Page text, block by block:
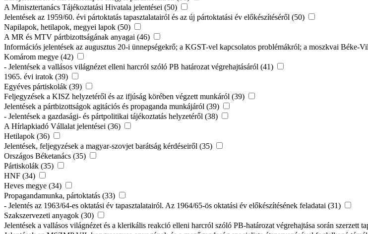
A Minisztertanács Tájékoztatási Hivatala jelentései (50)
Jelentések az 1959/60. évi pártoktatás tapasztalatairól és az új pártoktatási év előkészítéséről (50)
Napilapok, hetilapok, megyei lapok (50)
A MR és MTV pártbizottságának anyagai (46)
Információs jelentések az augusztus 20-i ünnepségekrő; a KGST-vel kapcsolatos problémákról; a moszkvai Béke-
Komárom megye (42)
- Jelentések a vallásos világnézet elleni harcról szóló PB határozat végrehajtásáról (41)
1965. évi iratok (39)
Egyéves pártiskolák (39)
Feljegyzések a KISZ helyzetéről és az ifjúság körében végzett munkáról (39)
Jelentések a pártbizottságok agitációs és propaganda munkájáról (39)
- Jelentések a gazdasági- és pártpolitikai tájékoztatás helyzetéről (38)
A Hírlapkiadó Vállalat jelentései (36)
Hetilapok (36)
Jelentések, feljegyzések a magyar-szovjet barátság kérdéseiről (35)
Országos Béketanács (35)
Pártiskolák (35)
HNF (34)
Heves megye (34)
Propagandamunka, pártoktatás (33)
- Jelentés az 1963/64-es oktatási év tapasztalatairól. Az 1964/65-ös oktatási év előkészítésének feladatai (31)
Szakszervezeti anyagok (30)
Jelentések a vallásos világnézet és a klerikális reakció elleni harcról szóló PB-határozat végrehajtása során szerzett